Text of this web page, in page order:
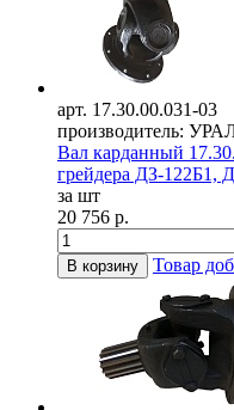
арт. 17.30.00.031-03
производитель:
Вал карданный
грейдера ДЗ-122Б1,
за шт
20 756 р.
В корзину Товар